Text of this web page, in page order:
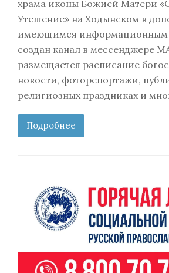
храма иконы Божией Матери
Утешение» на Ходынском в
имеющимся информационным
создан канал в мессенджере
размещается расписание
новости, фоторепортажи,
религиозных праздниках и
Подробнее